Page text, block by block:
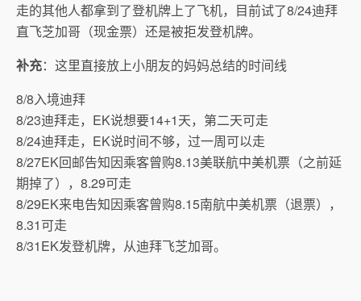
走的其他人都拿到了登机牌上了飞机，目前试了8/24迪拜
直飞芝加哥（现金票）还是被拒发登机牌。
补充：这里直接放上小朋友的妈妈总结的时间线
8/8入境迪拜
8/23迪拜走，EK说想要14+1天，第二天可走
8/24迪拜走，EK说时间不够，过一周可以走
8/27EK回邮告知因乘客曾购8.13美联航中美机票（之前延
期掉了），8.29可走
8/29EK来电告知因乘客曾购8.15南航中美机票（退票），
8.31可走
8/31EK发登机牌，从迪拜飞芝加哥。